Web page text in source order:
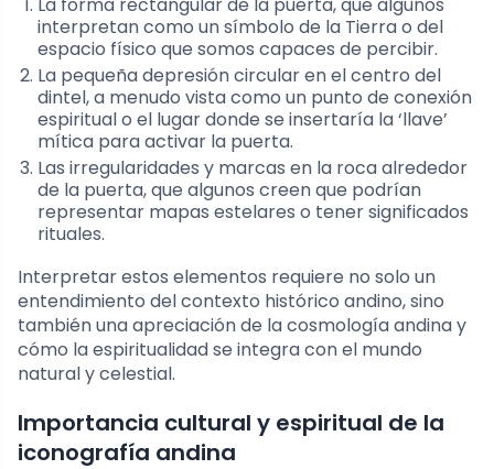
interpretan como un símbolo de la Tierra o del
espacio físico que somos capaces de percibir.
La pequeña depresión circular en el centro del
dintel, a menudo vista como un punto de conexión
espiritual o el lugar donde se insertaría la ‘llave’
mítica para activar la puerta.
Las irregularidades y marcas en la roca alrededor
de la puerta, que algunos creen que podrían
representar mapas estelares o tener significados
rituales.
Interpretar estos elementos requiere no solo un
entendimiento del contexto histórico andino, sino
también una apreciación de la cosmología andina y
cómo la espiritualidad se integra con el mundo
natural y celestial.
Importancia cultural y espiritual de la
iconografía andina